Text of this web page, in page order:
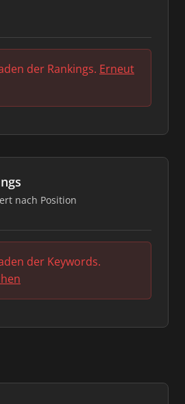
der Rankings. Erneut
nach Position
der Keywords.